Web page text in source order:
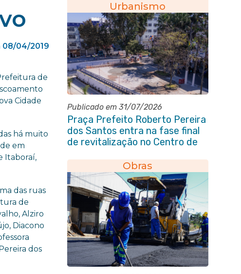
08/04/2019
de
Cidade
há muito
em
Itaboraí,
das ruas
de
Alziro
Diacono
dos
Urbanismo
Publicado em 31/07/2026
Praça Prefeito Roberto Pereira
dos Santos entra na fase final
de revitalização no Centro de
Obras